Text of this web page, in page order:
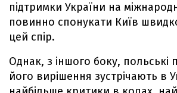
підтримки України на
повинно спонукати Київ
цей спір.
Однак, з іншого боку, польські
його вирішення зустрічають в